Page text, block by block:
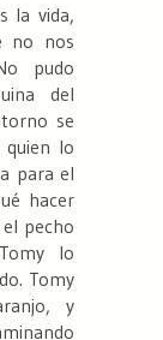
la vida,
no nos
pudo
del
se
lo
para el
hacer
pecho
lo
Tomy
y